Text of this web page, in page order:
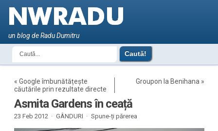
un blog de Radu Dumitru
«Google îmbunătățește
căutările prin rezultate directe
Groupon la Benihana »
Asmita Gardens în ceață
23 Feb 2012 · GÂNDURI · Spune-ți părerea